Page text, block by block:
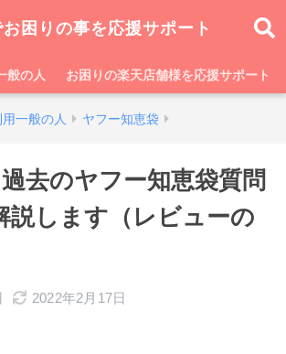
困りの事を応援サポート
般の人 お困りの楽天店舗様を応援サポート
一般の人 ヤフー知恵袋
去のヤフー知恵袋質問
説します（レビューの
2022年2月17日